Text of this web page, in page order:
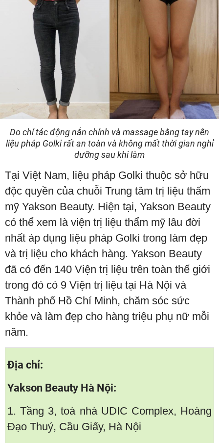
Do chỉ tác động nắn chỉnh và massage bằng tay nên
liệu pháp Golki rất an toàn và không mất thời gian nghỉ
dưỡng sau khi làm
Tại Việt Nam, liệu pháp Golki thuộc sở hữu
độc quyền của chuỗi Trung tâm trị liệu thẩm
mỹ Yakson Beauty. Hiện tại, Yakson Beauty
có thể xem là viện trị liệu thẩm mỹ lâu đời
nhất áp dụng liệu pháp Golki trong làm đẹp
và trị liệu cho khách hàng. Yakson Beauty
đã có đến 140 Viện trị liệu trên toàn thế giới
trong đó có 9 Viện trị liệu tại Hà Nội và
Thành phố Hồ Chí Minh, chăm sóc sức
khỏe và làm đẹp cho hàng triệu phụ nữ mỗi
năm.
Địa chỉ:
Yakson Beauty Hà Nội:
1. Tầng 3, toà nhà UDIC Complex, Hoàng
Đạo Thuý, Cầu Giấy, Hà Nội